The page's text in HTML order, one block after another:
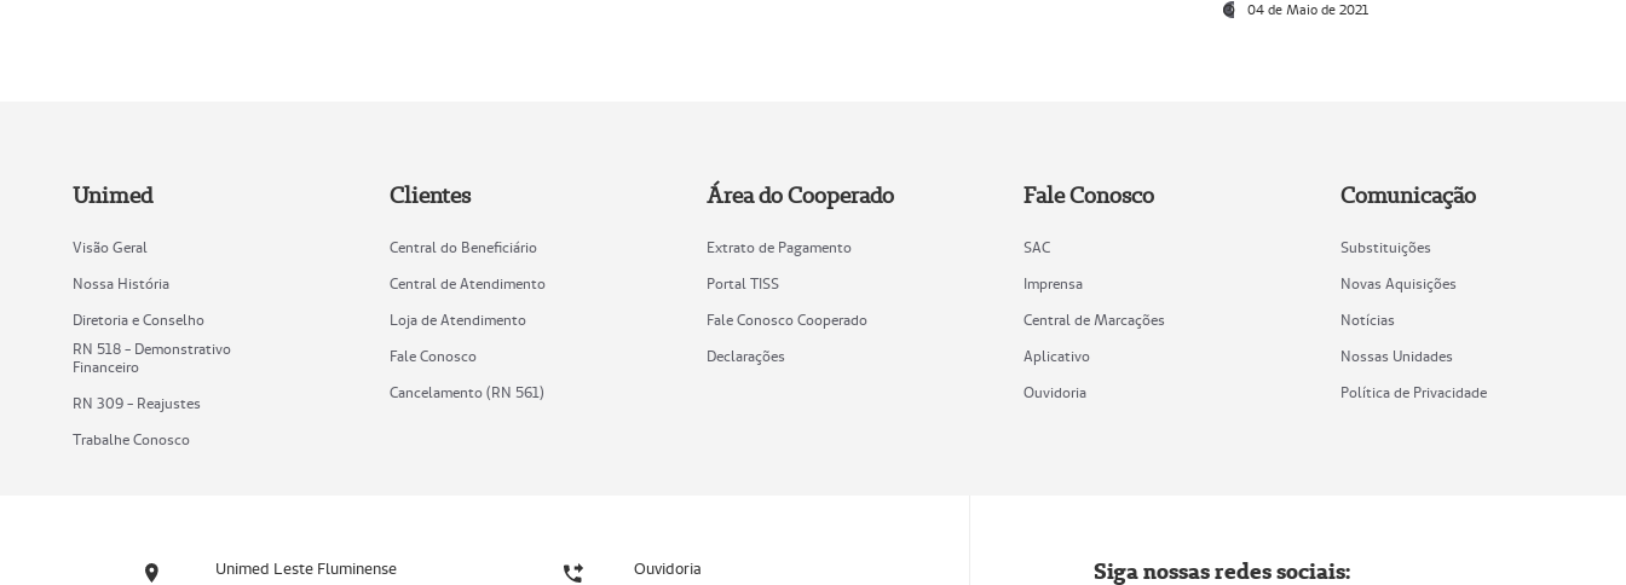
04 de Maio de 2021
Unimed
Visão Geral
Nossa História
Diretoria e Conselho
RN 518 - Demonstrativo
Financeiro
RN 309 - Reajustes
Trabalhe Conosco
Clientes
Central do Beneficiário
Central de Atendimento
Loja de Atendimento
Fale Conosco
Cancelamento (RN 561)
Área do Cooperado
Extrato de Pagamento
Portal TISS
Fale Conosco Cooperado
Declarações
Fale Conosco
SAC
Imprensa
Central de Marcações
Aplicativo
Ouvidoria
Comunicação
Substituições
Novas Aquisições
Notícias
Nossas Unidades
Política de Privacidade
Unimed Leste Fluminense Ouvidoria Siga nossas redes sociais: